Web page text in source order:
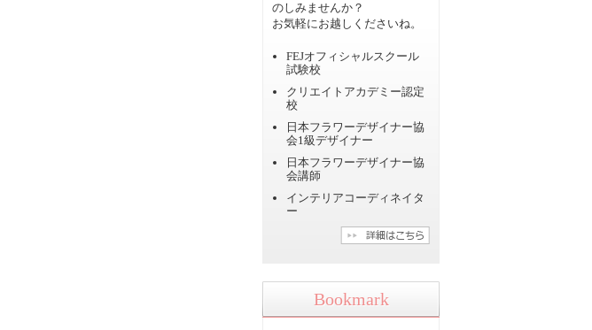
のしみませんか？
お気軽にお越しくださいね。
FEJオフィシャルスクール
試験校
クリエイトアカデミー認定
校
日本フラワーデザイナー協
会1級デザイナー
日本フラワーデザイナー協
会講師
インテリアコーディネイタ
ー
Bookmark